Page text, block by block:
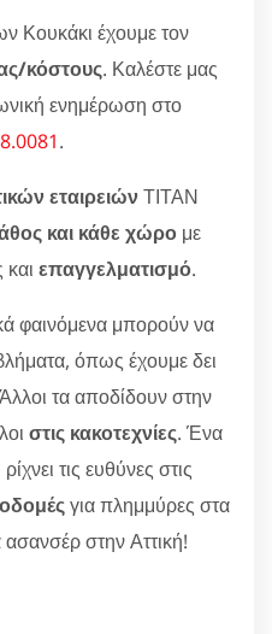
Κουκάκι έχουμε τον
κόστους. Καλέστε μας
ενημέρωση στο
.
εταιρειώνΤΙΤΑΝ
και κάθε χώρο με
και επαγγελματισμό.
φαινόμενα μπορούν να
όπως έχουμε δει
τα αποδίδουν στην
στις κακοτεχνίες. Ένα
τις ευθύνες στις
για πλημμύρες στα
στην Αττική!